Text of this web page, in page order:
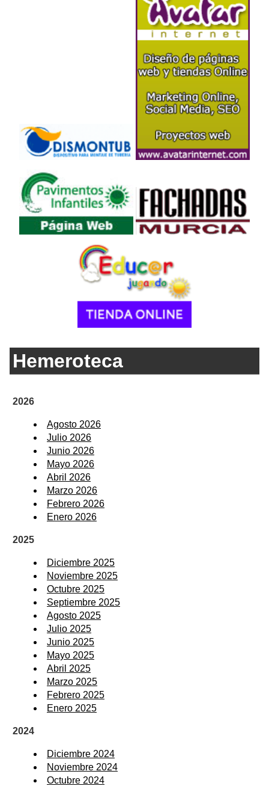
Hemeroteca
2026
Agosto 2026
Julio 2026
Junio 2026
Mayo 2026
Abril 2026
Marzo 2026
Febrero 2026
Enero 2026
2025
Diciembre 2025
Noviembre 2025
Octubre 2025
Septiembre 2025
Agosto 2025
Julio 2025
Junio 2025
Mayo 2025
Abril 2025
Marzo 2025
Febrero 2025
Enero 2025
2024
Diciembre 2024
Noviembre 2024
Octubre 2024